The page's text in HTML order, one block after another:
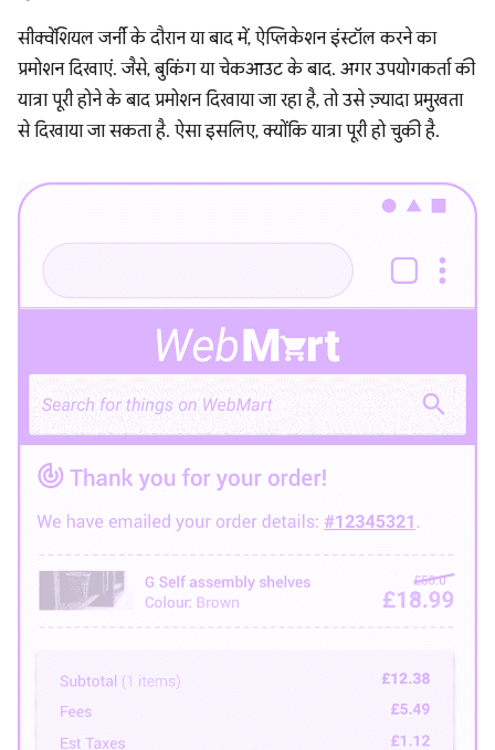
सीक्वेंशियल जर्नी के दौरान या बाद में, ऐप्लिकेशन इंस्टॉल करने का
प्रमोशन दिखाएं. जैसे, बुकिंग या चेकआउट के बाद. अगर उपयोगकर्ता की
यात्रा पूरी होने के बाद प्रमोशन दिखाया जा रहा है, तो उसे ज़्यादा प्रमुखता
से दिखाया जा सकता है. ऐसा इसलिए, क्योंकि यात्रा पूरी हो चुकी है.